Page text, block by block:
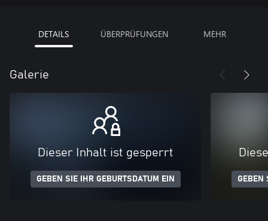
DETAILS ÜBERPRÜFUNGEN MEHR
Galerie
Dieser Inhalt ist gesperrt
GEBEN SIE IHR GEBURTSDATUM EIN GEBEN